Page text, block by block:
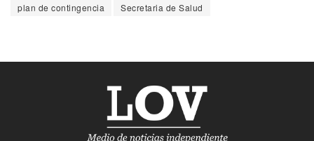
plan de contingencia
Secretaria de Salud